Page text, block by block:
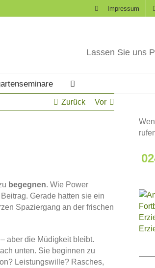
Impressum
Lassen Sie uns
Zurück Vor
begegnen. Wie Power
Gerade hatten sie ein
Spaziergang an der frischen
aber die Müdigkeit bleibt.
unten. Sie beginnen zu
Leistungswille? Rasches,